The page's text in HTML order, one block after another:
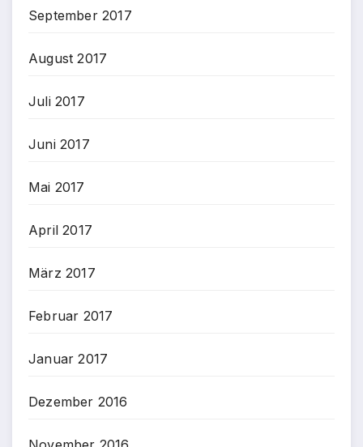
September 2017
August 2017
Juli 2017
Juni 2017
Mai 2017
April 2017
März 2017
Februar 2017
Januar 2017
Dezember 2016